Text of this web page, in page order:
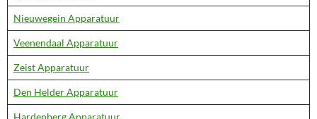
Nieuwegein Apparatuur
Veenendaal Apparatuur
Zeist Apparatuur
Den Helder Apparatuur
Hardenberg Apparatuur